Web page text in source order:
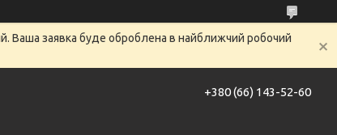
Ваша заявка буде оброблена в найближчий робочий
+380 (66) 143-52-60